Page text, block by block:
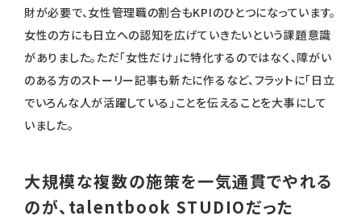
財が必要で、女性管理職の割合もKPIのひとつになっています。
女性の方にも日立への認知を広げていきたいという課題意識
がありました。ただ「女性だけ」に特化するのではなく、障がい
のある方のストーリー記事も新たに作るなど、フラットに「日立
でいろんな人が活躍している」ことを伝えることを大事にして
いました。
大規模な複数の施策を一気通貫でやれる
のが、talentbook STUDIOだった